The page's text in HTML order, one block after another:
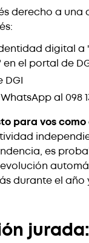
derecho a una
digital a
el portal de
DGI
al 098
para vos
es
durante el año
jurada: